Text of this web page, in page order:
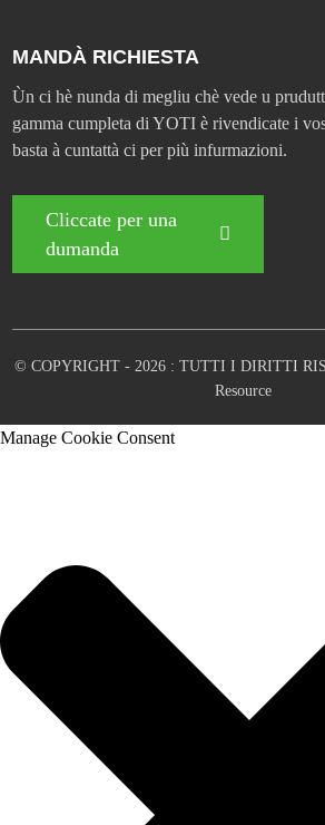
MANDÀ RICHIESTA
Ùn ci hè nunda di megliu chè vede u
gamma cumpleta di YOTI è rivendicate i
basta à cuntattà ci per più infurmazioni.
Cliccate per una
dumanda
© COPYRIGHT - 2026 : TUTTI I DIRITTI
Resource
Manage Cookie Consent